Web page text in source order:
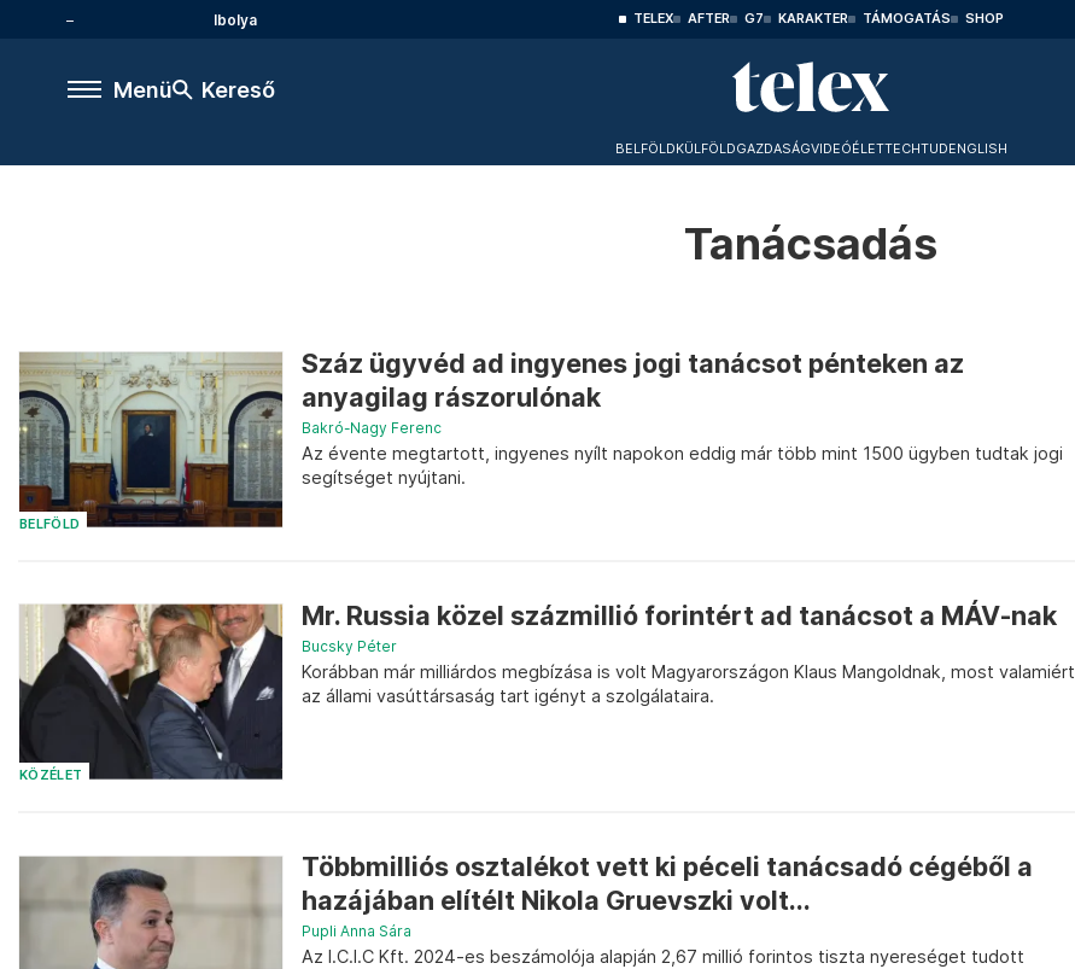
Ibolya TELEX AFTER G7 KARAKTER TÁMOGATÁS SHOP
Menü Kereső
BELFÖLDKÜLFÖLDGAZDASÁGVIDEÓÉLETTECHTUDENGLISH
Tanácsadás
BELFÖLD
Száz ügyvéd ad ingyenes jogi tanácsot pénteken az
anyagilag rászorulónak
Bakró-Nagy Ferenc
Az évente megtartott, ingyenes nyílt napokon eddig már több mint 1500 ügyben tudtak jogi
segítséget nyújtani.
KÖZÉLET
Mr. Russia közel százmillió forintért ad tanácsot a MÁV-nak
Bucsky Péter
Korábban már milliárdos megbízása is volt Magyarországon Klaus Mangoldnak, most valamiért
az állami vasúttársaság tart igényt a szolgálataira.
Többmilliós osztalékot vett ki péceli tanácsadó cégéből a
hazájában elítélt Nikola Gruevszki volt...
Pupli Anna Sára
Az I.C.I.C Kft. 2024-es beszámolója alapján 2,67 millió forintos tiszta nyereséget tudott